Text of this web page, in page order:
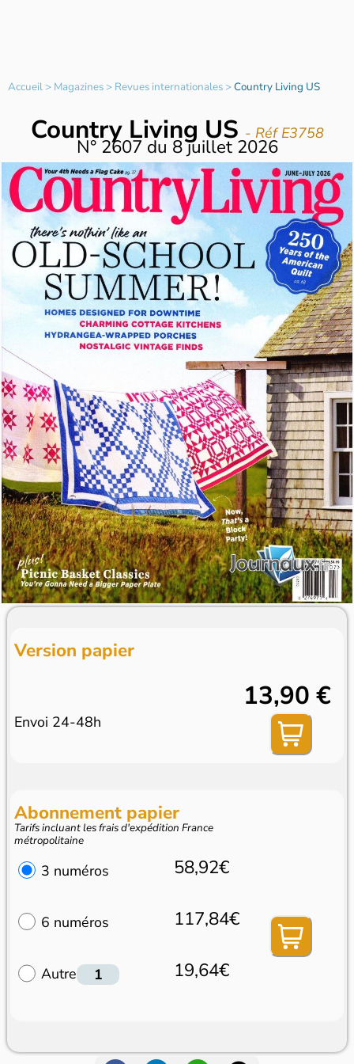
Accueil> Magazines> Revues internationales>Country Living US
Country Living US - Réf E3758
N°2607 du 8 juillet 2026
Version papier
Envoi 24-48h
13,90 €
Abonnement papier
Tarifs incluant les frais d'expédition France
métropolitaine
3 numéros 58,92€
6 numéros 117,84€
Autre 19,64€